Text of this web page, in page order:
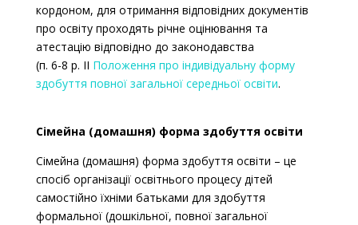
кордоном, для отримання відповідних документів
про освіту проходять річне оцінювання та
атестацію відповідно до законодавства
(п. 6-8 р. II Положення про індивідуальну форму
здобуття повної загальної середньої освіти.
Сімейна (домашня) форма здобуття освіти
Сімейна (домашня) форма здобуття освіти – це
спосіб організації освітнього процесу дітей
самостійно їхніми батьками для здобуття
формальної (дошкільної, повної загальної